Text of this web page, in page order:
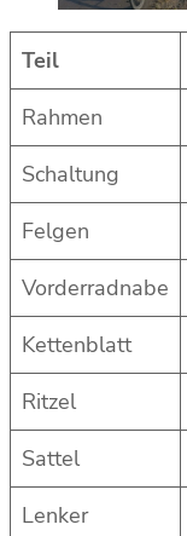
Teil
Rahmen
Schaltung
Felgen
Vorderradnabe
Kettenblatt
Ritzel
Sattel
Lenker